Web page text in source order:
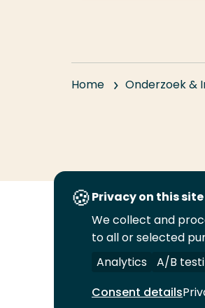
Home Onderzoek &
Volg
ons
op
Volg
ons
op
Volg
ons
op
Volg
ons
op
Juridisch Security
© 2026 Hogeschool
Privacy on this site
We collect and
to all or selected
Analytics
A/B
Consent details